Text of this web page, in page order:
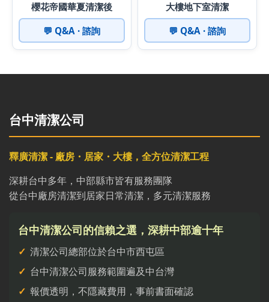
櫻花帝國華夏清潔後
💬 Q&A · 諮詢
大樓地下室清潔
💬 Q&A · 諮詢
台中清潔公司
釋廣清潔 - 廠房・居家・大樓，全方位清潔工程
深耕台中多年，中部縣市皆有服務團隊
從台中廠房清潔到居家日常清潔，多元清潔服務
台中清潔公司的信賴之選，深耕中部逾十年
清潔公司總部位於台中市西屯區
台中清潔公司服務範圍遍及中台灣
報價透明，不隱藏費用，事前書面確認